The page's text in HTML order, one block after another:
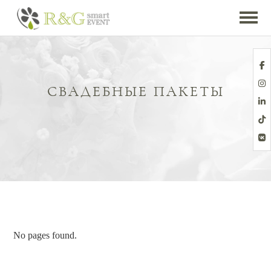
СВАДЕБНЫЕ ПАКЕТЫ
No pages found.